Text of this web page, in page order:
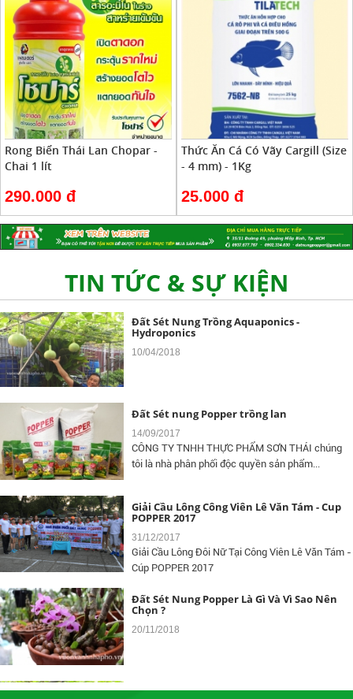
Rong Biển Thái Lan Chopar -
Chai 1 lít
290.000 đ
Thức Ăn Cá Có Vãy Cargill (Size
- 4 mm) - 1Kg
25.000 đ
TIN TỨC & SỰ KIỆN
Đất Sét Nung Popper Là Gì Và Vì Sao Nên
Chọn ?
Đất Sét Nung Trồng Aquaponics -
Hydroponics
10/04/2018
Đất Sét nung Popper trồng lan
14/09/2017
CÔNG TY TNHH THỰC PHẨM SƠN THÁI chúng
tôi là nhà phân phối độc quyền sản phẩm...
Giải Cầu Lông Công Viên Lê Văn Tám - Cup
POPPER 2017
31/12/2017
Giải Cầu Lông Đôi Nữ Tại Công Viên Lê Văn Tám -
Cúp POPPER 2017
Đất Sét Nung Popper Là Gì Và Vì Sao Nên
Chọn ?
20/11/2018